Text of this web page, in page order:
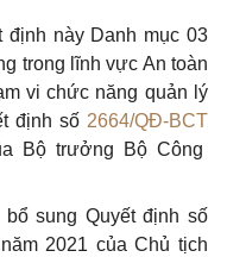
định này Danh mục 03
trong lĩnh vực An toàn
vi chức năng quản lý
định số 2664/QĐ-BCT
Bộ trưởng Bộ Công
sung Quyết định số
2021 của Chủ tịch